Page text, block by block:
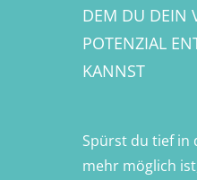
DEM DU DEIN
POTENZIAL
KANNST
Spürst du tief in
mehr möglich